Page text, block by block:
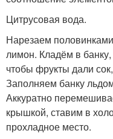
Цитрусовая вода.
Нарезаем
лимон. Кладём в
чтобы фрукты дали
Заполняем банку
Аккуратно
крышкой, ставим в
прохладное место.